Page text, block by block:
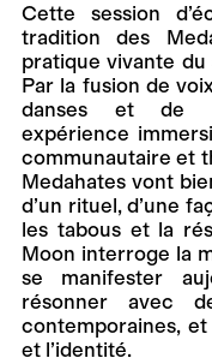
Cette session
tradition des
pratique vivante
Par la fusion de
danses et de
expérience
communautaire et
Medahates vont
d’un rituel, d’une
les tabous et la
Moon interroge la
se manifester
résonner avec
contemporaines,
et l’identité.